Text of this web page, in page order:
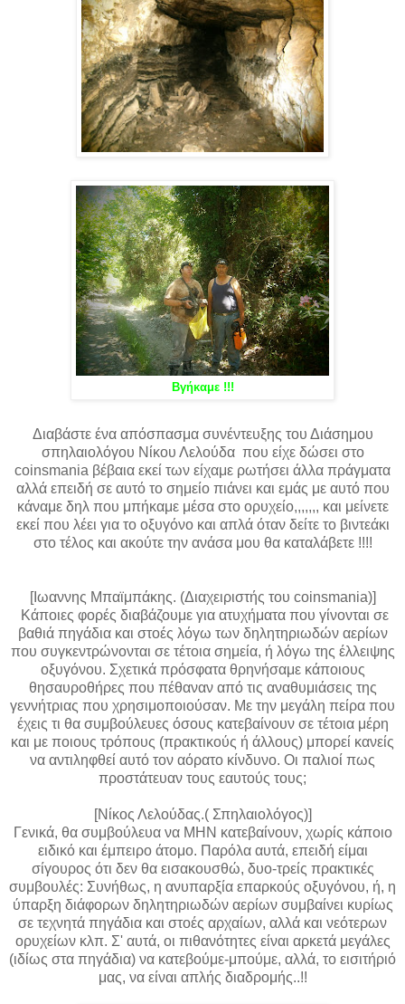
Βγήκαμε !!!
Διαβάστε ένα απόσπασμα συνέντευξης του Διάσημου
σπηλαιολόγου Νίκου Λελούδα που είχε δώσει στο
coinsmania βέβαια εκεί των είχαμε ρωτήσει άλλα πράγματα
αλλά επειδή σε αυτό το σημείο πιάνει και εμάς με αυτό που
κάναμε δηλ που μπήκαμε μέσα στο ορυχείο,,,,,,, και μείνετε
εκεί που λέει για το οξυγόνο και απλά όταν δείτε το βιντεάκι
στο τέλος και ακούτε την ανάσα μου θα καταλάβετε !!!!
[Ιωαννης Μπαϊμπάκης. (Διαχειριστής του coinsmania)]
Κάποιες φορές διαβάζουμε για ατυχήματα που γίνονται σε
βαθιά πηγάδια και στοές λόγω των δηλητηριωδών αερίων
που συγκεντρώνονται σε τέτοια σημεία, ή λόγω της έλλειψης
οξυγόνου. Σχετικά πρόσφατα θρηνήσαμε κάποιους
θησαυροθήρες που πέθαναν από τις αναθυμιάσεις της
γεννήτριας που χρησιμοποιούσαν. Με την μεγάλη πείρα που
έχεις τι θα συμβούλευες όσους κατεβαίνουν σε τέτοια μέρη
και με ποιους τρόπους (πρακτικούς ή άλλους) μπορεί κανείς
να αντιληφθεί αυτό τον αόρατο κίνδυνο. Οι παλιοί πως
προστάτευαν τους εαυτούς τους;
[Νίκος Λελούδας.( Σπηλαιολόγος)]
Γενικά, θα συμβούλευα να ΜΗΝ κατεβαίνουν, χωρίς κάποιο
ειδικό και έμπειρο άτομο. Παρόλα αυτά, επειδή είμαι
σίγουρος ότι δεν θα εισακουσθώ, δυο-τρείς πρακτικές
συμβουλές: Συνήθως, η ανυπαρξία επαρκούς οξυγόνου, ή, η
ύπαρξη διάφορων δηλητηριωδών αερίων συμβαίνει κυρίως
σε τεχνητά πηγάδια και στοές αρχαίων, αλλά και νεότερων
ορυχείων κλπ. Σ' αυτά, οι πιθανότητες είναι αρκετά μεγάλες
(ιδίως στα πηγάδια) να κατεβούμε-μπούμε, αλλά, το εισιτήριό
μας, να είναι απλής διαδρομής..!!